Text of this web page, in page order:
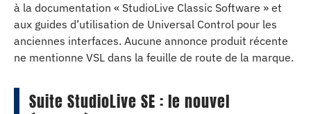
à la documentation « StudioLive Classic Software » et
aux guides d’utilisation de Universal Control pour les
anciennes interfaces. Aucune annonce produit récente
ne mentionne VSL dans la feuille de route de la marque.
Suite StudioLive SE : le nouvel